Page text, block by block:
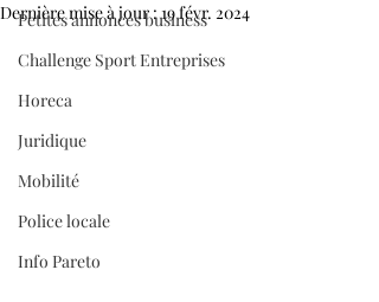
Petites annonces business
Challenge Sport Entreprises
Horeca
Juridique
Mobilité
Police locale
Info Pareto
Dernière mise à jour :19 févr. 2024